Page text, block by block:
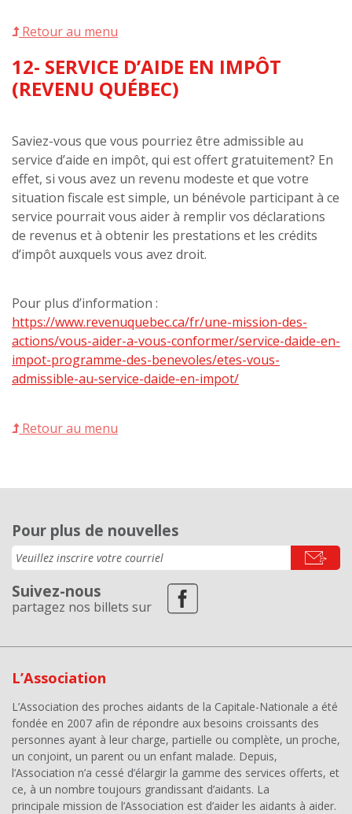
Retour au menu
12- SERVICE D’AIDE EN IMPÔT
(REVENU QUÉBEC)
Saviez-vous que vous pourriez être admissible au
service d’aide en impôt, qui est offert gratuitement? En
effet, si vous avez un revenu modeste et que votre
situation fiscale est simple, un bénévole participant à ce
service pourrait vous aider à remplir vos déclarations
de revenus et à obtenir les prestations et les crédits
d’impôt auxquels vous avez droit.
Pour plus d’information :
https://www.revenuquebec.ca/fr/une-mission-des-
actions/vous-aider-a-vous-conformer/service-daide-en-
impot-programme-des-benevoles/etes-vous-
admissible-au-service-daide-en-impot/
Retour au menu
Pour plus de nouvelles
Suivez-nous
partagez nos billets sur
L’Association
L’Association des proches aidants de la Capitale-Nationale a été
fondée en 2007 afin de répondre aux besoins croissants des
personnes ayant à leur charge, partielle ou complète, un proche,
un conjoint, un parent ou un enfant malade. Depuis,
l’Association n’a cessé d’élargir la gamme des services offerts, et
ce, à un nombre toujours grandissant d’aidants. La
principale mission de l’Association est d’aider les aidants à aider.